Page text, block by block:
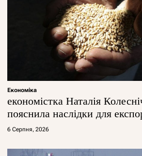
Економіка
економістка Наталія
пояснила наслідки для
6 Серпня, 2026